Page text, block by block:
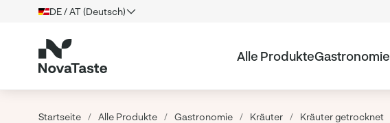
DE / AT (Deutsch)
Alle ProdukteGastronomie
Startseite / Alle Produkte / Gastronomie / Kräuter / Kräuter getrocknet